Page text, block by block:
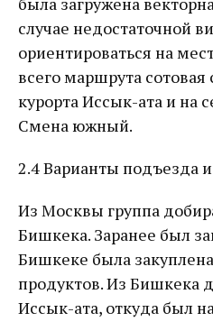
случае недостаточной
ориентироваться на
всего маршрута сотовая
курорта Иссык-ата и на
Смена южный.
2.4 Варианты подъезда
Из Москвы группа
Бишкека. Заранее был
Бишкеке была
продуктов. Из Бишкека
Иссык-ата, откуда был